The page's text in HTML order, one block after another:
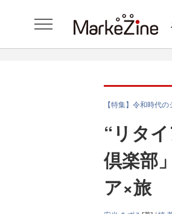
【特集】令和時代
“リタ
倶楽部
ア×旅